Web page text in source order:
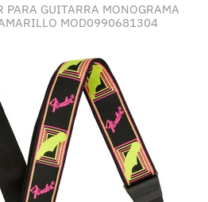
PARA GUITARRA MONOGRAMA
MOD0990681304